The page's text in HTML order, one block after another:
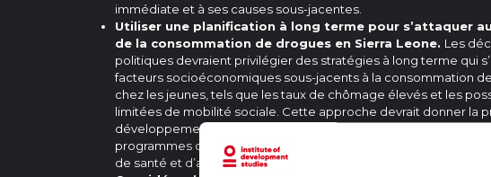
immédiate et à ses causes sous-jacentes.
Utiliser une planification à long terme pour s’attaquer
de la consommation de drogues en Sierra Leone. Les
politiques devraient privilégier des stratégies à long terme qui
facteurs socioéconomiques sous-jacents à la consommation
chez les jeunes, tels que les taux de chômage élevés et les
limitées de mobilité sociale. Cette approche devrait donner la
développement économique durable, à la réforme de
programmes d’autonomisation des jeunes, tout en renforçant
de santé et d’aide sociale.